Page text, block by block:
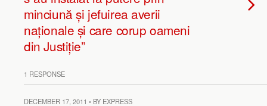
minciună și jefuirea averii
naționale și care corup oameni
din Justiție”
1 RESPONSE
DECEMBER 17, 2011 • BY EXPRESS